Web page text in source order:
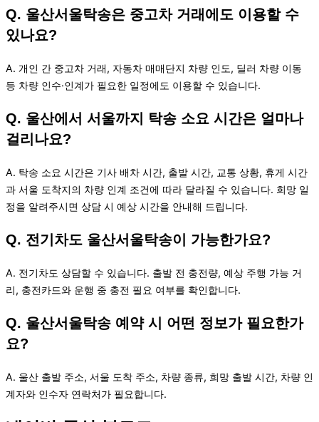
Q. 울산서울탁송은 중고차 거래에도 이용할 수
있나요?
A. 개인 간 중고차 거래, 자동차 매매단지 차량 인도, 딜러 차량 이동
등 차량 인수·인계가 필요한 일정에도 이용할 수 있습니다.
Q. 울산에서 서울까지 탁송 소요 시간은 얼마나
걸리나요?
A. 탁송 소요 시간은 기사 배차 시간, 출발 시간, 교통 상황, 휴게 시간
과 서울 도착지의 차량 인계 조건에 따라 달라질 수 있습니다. 희망 일
정을 알려주시면 상담 시 예상 시간을 안내해 드립니다.
Q. 전기차도 울산서울탁송이 가능한가요?
A. 전기차도 상담할 수 있습니다. 출발 전 충전량, 예상 주행 가능 거
리, 충전카드와 운행 중 충전 필요 여부를 확인합니다.
Q. 울산서울탁송 예약 시 어떤 정보가 필요한가
요?
A. 울산 출발 주소, 서울 도착 주소, 차량 종류, 희망 출발 시간, 차량 인
계자와 인수자 연락처가 필요합니다.